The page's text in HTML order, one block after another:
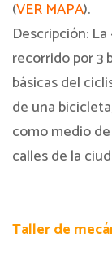
(VER MAPA).
Descripción:
recorrido por 3
básicas del
de una
como medio
calles de la
Taller de